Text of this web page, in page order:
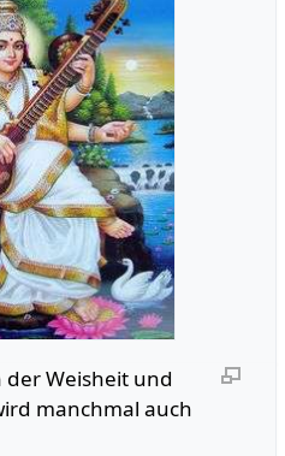
der Weisheit und
manchmal auch